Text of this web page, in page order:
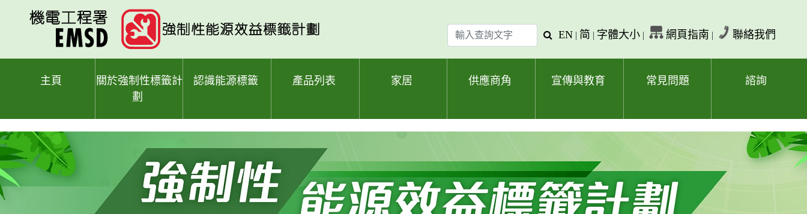
輸
入
查
查
字
EN | 简 | 字體大小 | 網頁指南 | 聯絡我們
主頁
關於強制性標籤計
劃
認識能源標籤 產品列表 家居 供應商角 宣傳與教育 常見問題 諮詢